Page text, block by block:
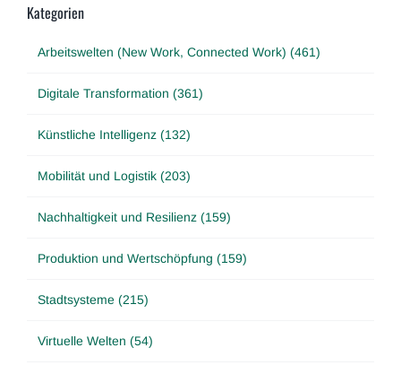
Kategorien
Arbeitswelten (New Work, Connected Work) (461)
Digitale Transformation (361)
Künstliche Intelligenz (132)
Mobilität und Logistik (203)
Nachhaltigkeit und Resilienz (159)
Produktion und Wertschöpfung (159)
Stadtsysteme (215)
Virtuelle Welten (54)